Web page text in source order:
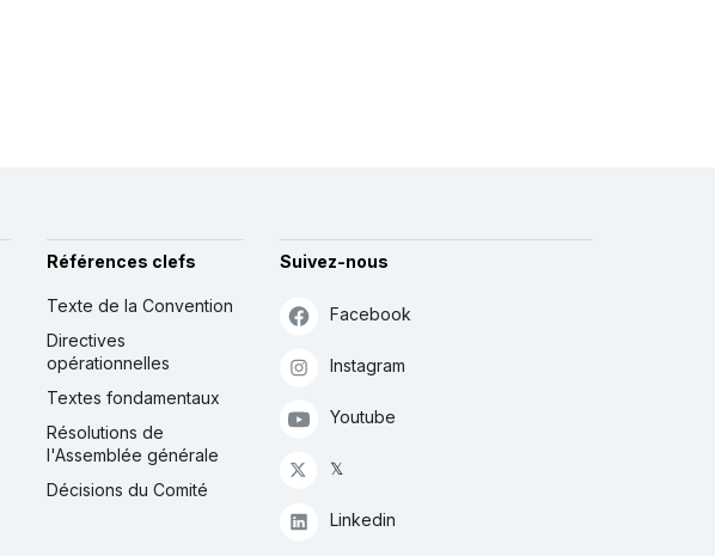
Références clefs
Texte de la Convention
Directives
opérationnelles
Textes fondamentaux
Résolutions de
l'Assemblée générale
Décisions du Comité
Suivez-nous
Facebook
Instagram
Youtube
𝕏
Linkedin